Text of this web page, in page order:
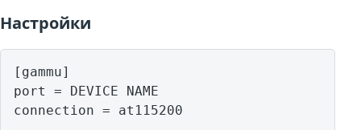
Настройки
[gammu]
port = DEVICE NAME